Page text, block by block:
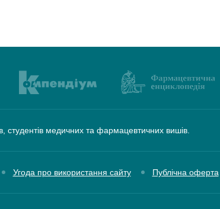
студентів медичних та фармацевтичних вишів.
Угода про використання сайту Публічна оферта